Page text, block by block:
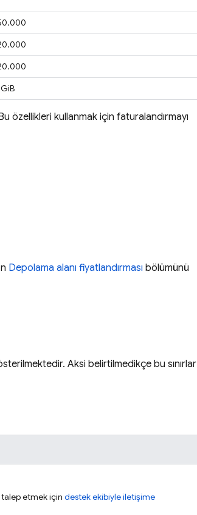
özellikleri kullanmak için faturalandırmayı
Depolama alanı fiyatlandırması bölümünü
Aksi belirtilmedikçe bu sınırlar
talep etmek için destek ekibiyle iletişime